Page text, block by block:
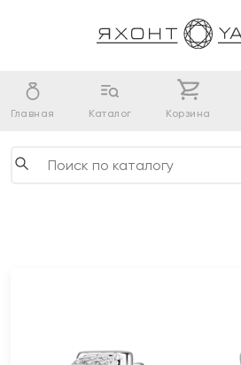
Главная Каталог Корзина